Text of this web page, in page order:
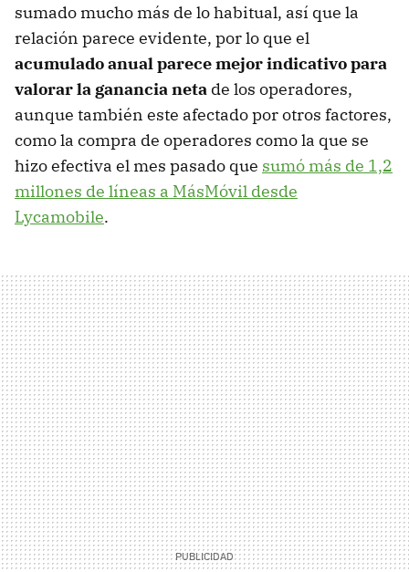
sumado mucho más de lo habitual, así que la
relación parece evidente, por lo que el
acumulado anual parece mejor indicativo para
valorar la ganancia neta de los operadores,
aunque también este afectado por otros factores,
como la compra de operadores como la que se
hizo efectiva el mes pasado que sumó más de 1,2
millones de líneas a MásMóvil desde
Lycamobile.